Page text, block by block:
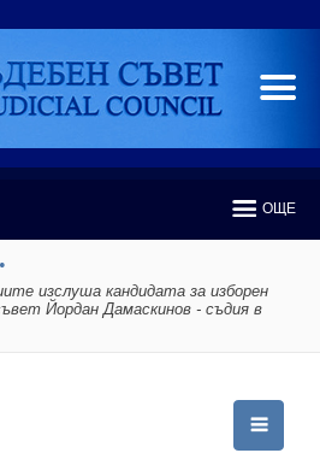
ОЩЕ
изслуша кандидата за изборен
Йордан Дамаскинов - съдия в